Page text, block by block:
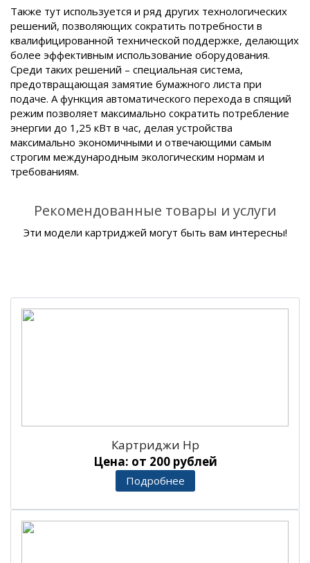
Также тут используется и ряд других технологических
решений, позволяющих сократить потребности в
квалифицированной технической поддержке, делающих
более эффективным использование оборудования.
Среди таких решений – специальная система,
предотвращающая замятие бумажного листа при
подаче. А функция автоматического перехода в спящий
режим позволяет максимально сократить потребление
энергии до 1,25 кВт в час, делая устройства
максимально экономичными и отвечающими самым
строгим международным экологическим нормам и
требованиям.
Рекомендованные товары и услуги
Эти модели картриджей могут быть вам интересны!
Картриджи Hp
Цена: от 200 рублей
Подробнее